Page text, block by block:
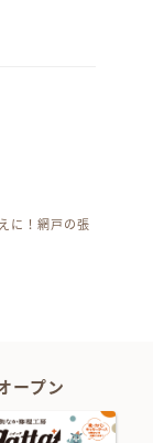
に！網戸の張
ープン